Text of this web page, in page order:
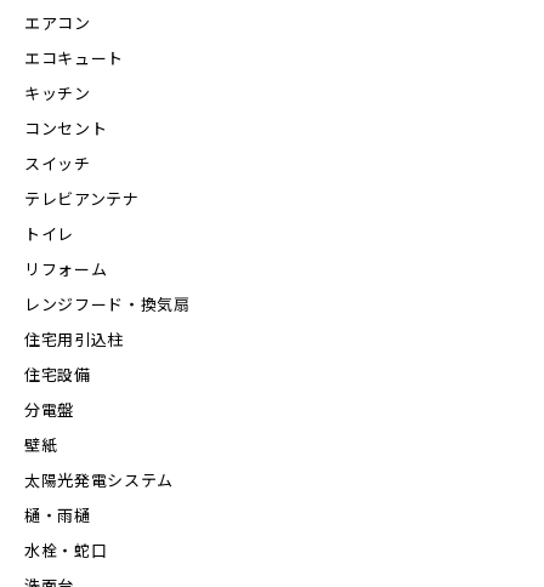
エアコン
エコキュート
キッチン
コンセント
スイッチ
テレビアンテナ
トイレ
リフォーム
レンジフード・換気扇
住宅用引込柱
住宅設備
分電盤
壁紙
太陽光発電システム
樋・雨樋
水栓・蛇口